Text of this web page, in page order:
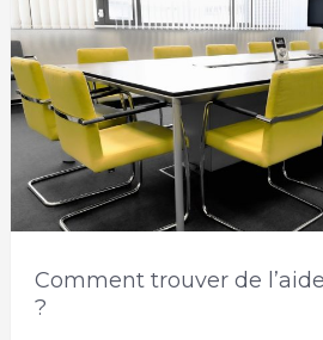
Comment trouver de
?